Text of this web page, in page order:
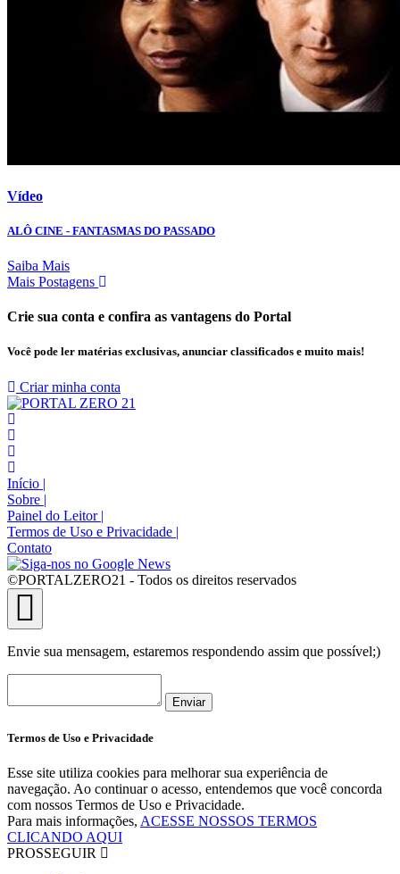
Vídeo
ALÔ CINE - FANTASMAS DO PASSADO
Saiba Mais
Mais Postagens
Crie sua conta e confira as vantagens do Portal
Você pode ler matérias exclusivas, anunciar classificados e muito mais!
Criar minha conta
Início |
Sobre |
Painel do Leitor |
Termos de Uso e Privacidade |
Contato
©PORTALZERO21 - Todos os direitos reservados
Envie sua mensagem, estaremos respondendo assim que possível;)
Enviar
Termos de Uso e Privacidade
Esse site utiliza cookies para melhorar sua experiência de
navegação. Ao continuar o acesso, entendemos que você concorda
com nossos Termos de Uso e Privacidade.
Para mais informações, ACESSE NOSSOS TERMOS
CLICANDO AQUI
PROSSEGUIR